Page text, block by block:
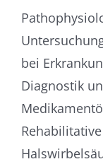
bei
Diagnostik